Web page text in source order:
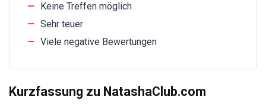
Keine Treffen möglich
Sehr teuer
Viele negative Bewertungen
Kurzfassung zu NatashaClub.com